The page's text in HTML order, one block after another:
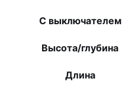
С выключателем
Высота/глубина
Длина